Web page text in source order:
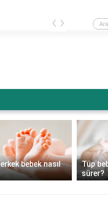
‹ ›
bebek nasıl
Tüp
sürer?